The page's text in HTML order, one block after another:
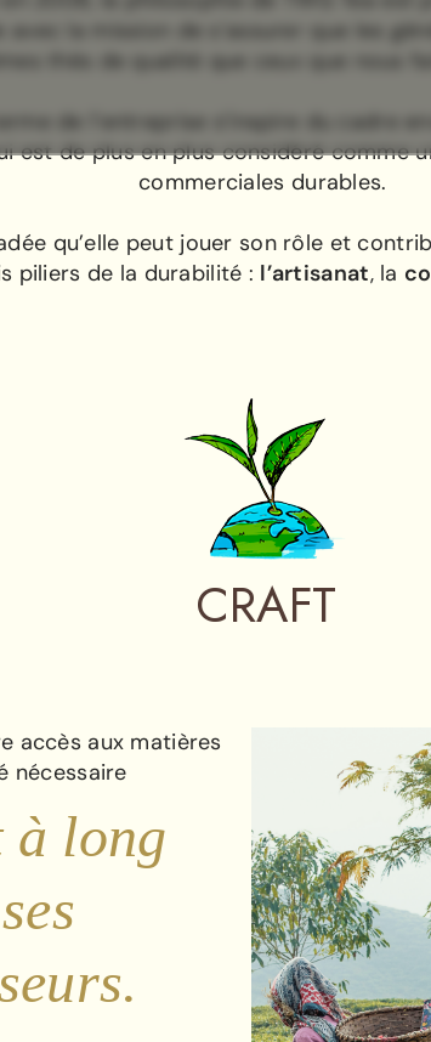
avec la mission de s’assurer que les
thés de qualité que ceux que nous
de l’entreprise s’inspire du cadre
est de plus en plus considéré comme
commerciales durables.
qu’elle peut jouer son rôle et
piliers de la durabilité : l’artisanat, la
CRAFT
accès aux matières
nécessaire
à long